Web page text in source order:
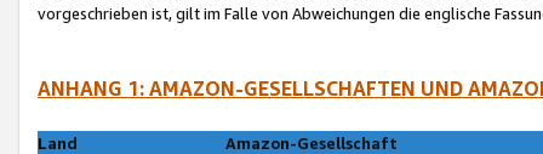
vorgeschrieben ist, gilt im Falle von Abweichungen die englische
ANHANG 1: AMAZON-GESELLSCHAFTEN UND
Land
Amazon-Gesellschaft